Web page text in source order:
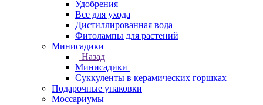
Удобрения
Все для ухода
Дистиллированная вода
Фитолампы для растений
Минисадики
Назад
Минисадики
Суккуленты в керамических горшках
Подарочные упаковки
Моссариумы